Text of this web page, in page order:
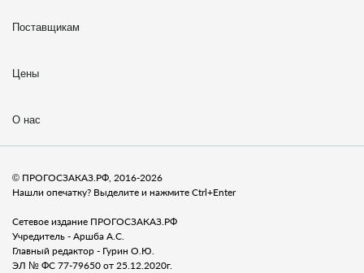
Поставщикам
Цены
О нас
© ПРОГОСЗАКАЗ.РФ, 2016-2026
Нашли опечатку? Выделите и нажмите Ctrl+Enter
Сетевое издание ПРОГОСЗАКАЗ.РФ
Учредитель - Аршба А.С.
Главный редактор - Гурин О.Ю.
ЭЛ № ФС 77-79650 от 25.12.2020г.